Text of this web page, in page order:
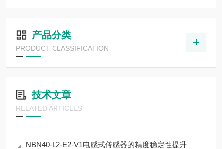
产品分类
PRODUCT CLASSIFICATION
技术文章
RELATED ARTICLES
NBN40-L2-E2-V1电感式传感器的精度稳定性提升